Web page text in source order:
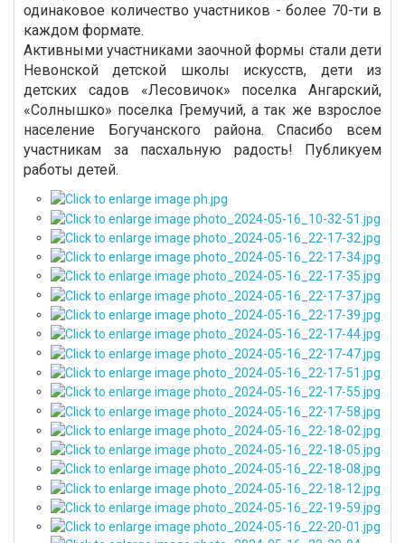
одинаковое количество участников - более 70-ти в
каждом формате.
Активными участниками заочной формы стали дети
Невонской детской школы искусств, дети из
детских садов «Лесовичок» поселка Ангарский,
«Солнышко» поселка Гремучий, а так же взрослое
население Богучанского района. Спасибо всем
участникам за пасхальную радость! Публикуем
работы детей.